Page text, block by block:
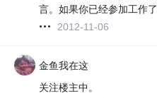
言。如果你已经参加工作了
2012-11-06
金鱼我在这
关注楼主中。